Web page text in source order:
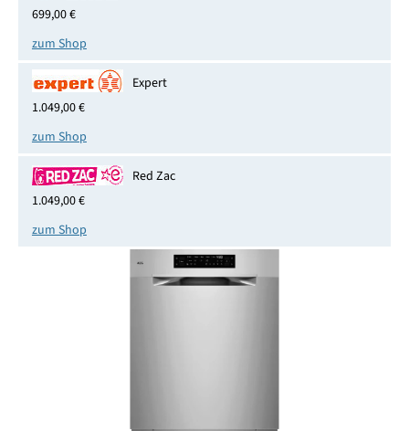
699,00 €
zum Shop
Expert
1.049,00 €
zum Shop
Red Zac
1.049,00 €
zum Shop